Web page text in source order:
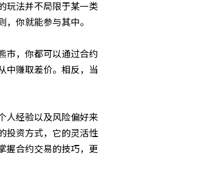
玩法并不局限于某一类
你就能参与其中。
市，你都可以通过合约
中赚取差价。相反，当
人经验以及风险偏好来
投资方式，它的灵活性
握合约交易的技巧，更